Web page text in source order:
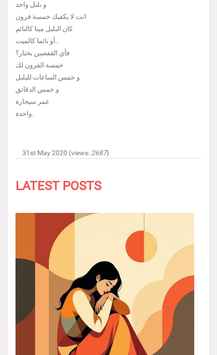
و بلبل واحد
انت لا يكفيك خمسة قرون
كان البلبل ميتا كالنائم
أو نائما كالميت..
فأي القفصين يختار؟
خمسة القرون لك
و خمس الساعات للبلبل
و خمس الدقائق
عمر سيجارة
واحدة.
31st May 2020 (views: 2687)
LATEST POSTS